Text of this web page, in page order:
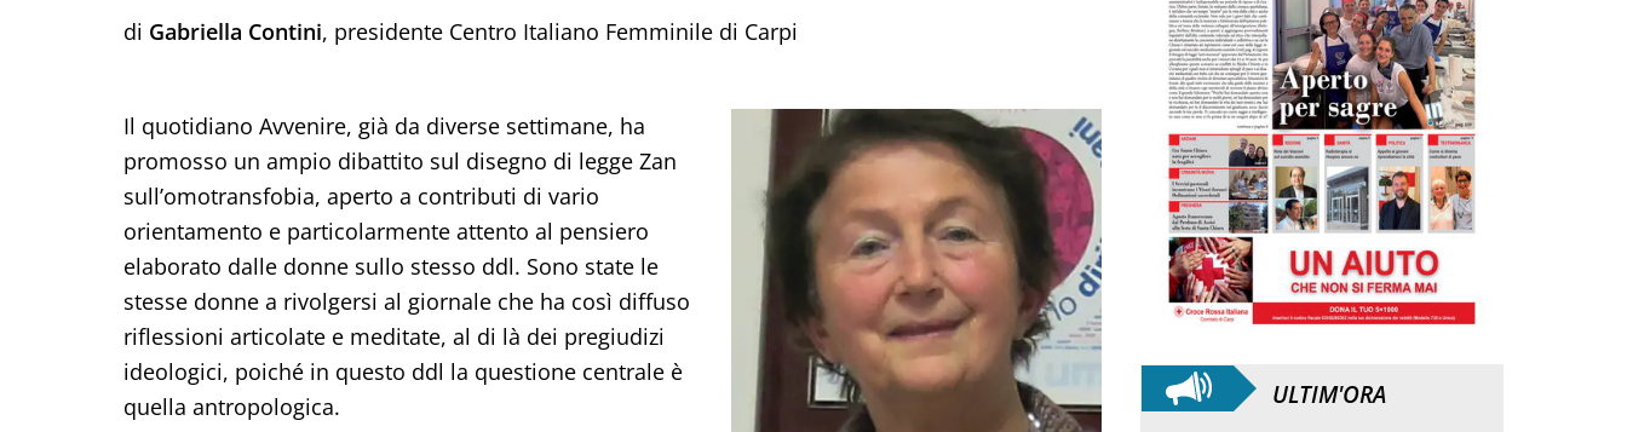
di Gabriella Contini, presidente Centro Italiano Femminile di Carpi
Il quotidiano Avvenire, già da diverse settimane, ha
promosso un ampio dibattito sul disegno di legge Zan
sull’omotransfobia, aperto a contributi di vario
orientamento e particolarmente attento al pensiero
elaborato dalle donne sullo stesso ddl. Sono state le
stesse donne a rivolgersi al giornale che ha così diffuso
riflessioni articolate e meditate, al di là dei pregiudizi
ideologici, poiché in questo ddl la questione centrale è
quella antropologica.
ULTIM'ORA